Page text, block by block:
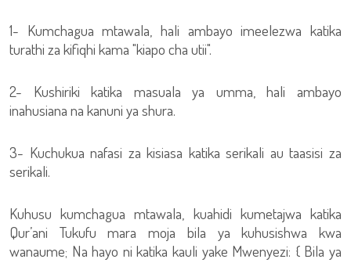
1- Kumchagua mtawala, hali ambayo imeelezwa katika
turathi za kifiqhi kama "kiapo cha utii".
2- Kushiriki katika masuala ya umma, hali ambayo
inahusiana na kanuni ya shura.
3- Kuchukua nafasi za kisiasa katika serikali au taasisi za
serikali.
Kuhusu kumchagua mtawala, kuahidi kumetajwa katika
Qur’ani Tukufu mara moja bila ya kuhusishwa kwa
wanaume; Na hayo ni katika kauli yake Mwenyezi: { Bila ya